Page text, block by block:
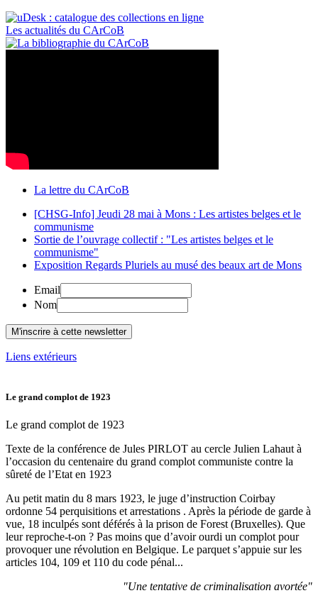
Les actualités du CArCoB
La lettre du CArCoB
[CHSG-Info] Jeudi 28 mai à Mons : Les artistes belges et le
communisme
Sortie de l’ouvrage collectif : "Les artistes belges et le
communisme"
Exposition Regards Pluriels au musé des beaux art de Mons
Email
Nom
Liens extérieurs
Le grand complot de 1923
Le grand complot de 1923
Texte de la conférence de Jules PIRLOT au cercle Julien Lahaut à
l’occasion du centenaire du grand complot communiste contre la
sûreté de l’Etat en 1923
Au petit matin du 8 mars 1923, le juge d’instruction Coirbay
ordonne 54 perquisitions et arrestations . Après la période de garde à
vue, 18 inculpés sont déférés à la prison de Forest (Bruxelles). Que
leur reproche-t-on ? Pas moins que d’avoir ourdi un complot pour
provoquer une révolution en Belgique. Le parquet s’appuie sur les
articles 104, 109 et 110 du code pénal...
"Une tentative de criminalisation avortée"